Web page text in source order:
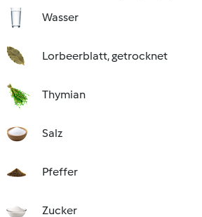
Wasser
Lorbeerblatt, getrocknet
Thymian
Salz
Pfeffer
Zucker